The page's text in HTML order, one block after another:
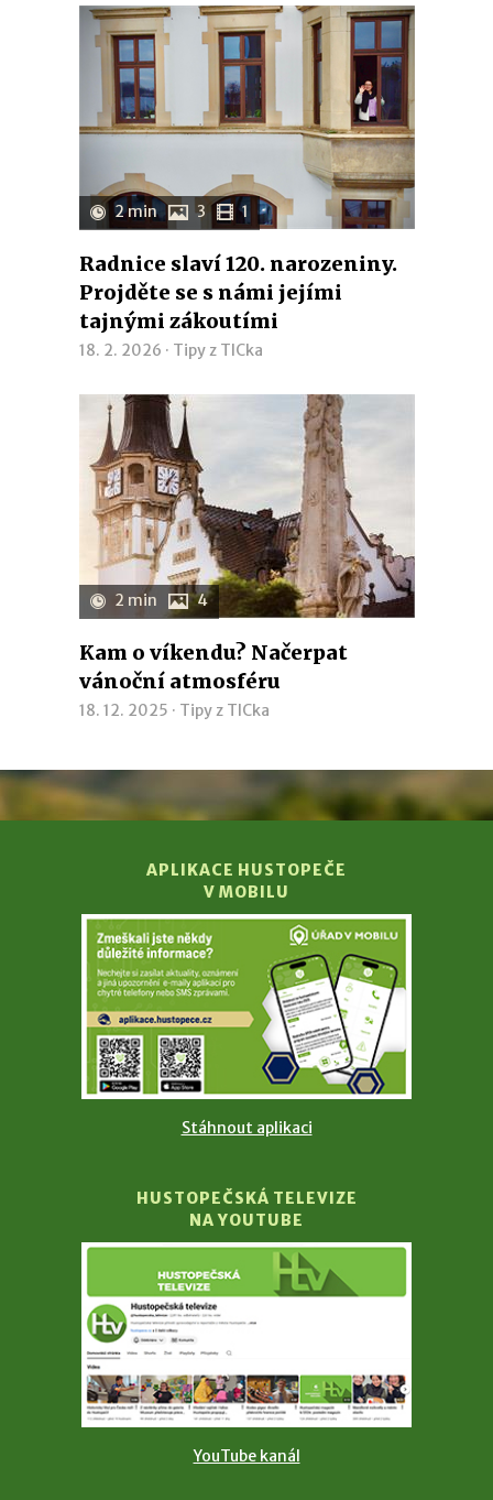
2 min 3 1
Radnice slaví 120. narozeniny.
Projděte se s námi jejími
tajnými zákoutími
18. 2. 2026 · Tipy z TICka
2 min 4
Kam o víkendu? Načerpat
vánoční atmosféru
18. 12. 2025 · Tipy z TICka
APLIKACE HUSTOPEČE
V MOBILU
Stáhnout aplikaci
HUSTOPEČSKÁ TELEVIZE
NA YOUTUBE
YouTube kanál